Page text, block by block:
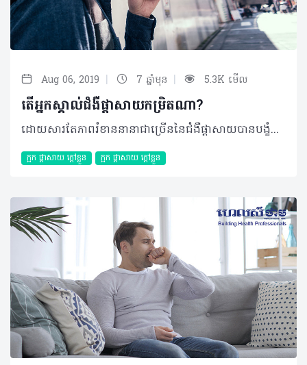
Aug 06, 2019 | 7 ឆ្នាំមុន | 5.3K មើល
តើអ្នកស្គាល់ជំងឺផ្ដាសាយកម្រិតណា?​
ដោយសារតែភាពរំខាននានាជាច្រើននៃជំងឺផ្ដាសាយបានបង្ខំឲ្យអ្នកជំងឺមួយចំនួនសម្រេចចិត្តសម្រាកនៅផ្ទះ ជាជាងការចេញទៅក្រៅ ឬបំពេញការងារផ្សេងៗ ដោយរង់ចាំឲ្យស្ថានភាពជំងឺបានប្រសើរឡើងវិញជាមុនសិន។ ជាក់ស្ដែង ផ្ដាសាយអាចចាត់ទុកបានជាជំងឺសាមញ្ញ តែអ្នកប្រហែលមិនដឹងទេថាវាអាចមានភាពស្មុគស្មាញ និងអាថ៌កំបាំងដែលអ្នកមិនធ្លាប់បានដឹង។ ក្នុងករណីលេចចេញសញ្ញាសាមញ្ញដូចជា ហៀរសម្បោរ ក្ដៅខ្លួន ឬស្ងួតបំពង់ក នោះអាចបញ្ជាក់បានថាអ្នកកំពុងរងការវាយលុកពីជំងឺផ្ដាសាយ។ ជាធម្មតាអាការៈផ្ដាសាយទាំងនោះអាចនឹងមានភាពធូរស្បើយ និងធ្វើឲ្យអ្នកមានអារម្មណ៍ប្រសើរឡើងវិញបន្ទាប់ពីរយៈពេល ២ ទៅ ៣ថ្ងៃក្រោយ។ លក្ខណៈជំងឺផ្តាសាយ វាជាជំងឺមួយដែលបណ្តាលមកពីការចម្លងរោគដ៏តូចមួយដែលគេហៅថា វីរុស។ ជំងឺផ្តាសាយបណ្ដាលមកពីវីរុសជាង ២០០ ប្រភេទ ប៉ុន្តែជំងឺទូទៅ និងបង្កឡើងញឹកញាប់បំផុតគឺពពួក Rhinovirus ដែលទទួលខុសត្រូវយ៉ាងហោចណាស់ ៥០% នៃជំងឺផ្តាសាយ។ វីរុសផ្សេងៗទៀតដែលអាចបង្កឲ្យមានជំងឺផ្តាសាយ រួមមានមេរោគ Coronavirus, Respiratory syncytial virus, Parainfluenza និងជំងឺគ្រុនផ្តាសាយ។ នៅពេលមេរោគទាំងនោះឆ្លងតាមរយៈច្រមុះ និងបំពង់ក ប្រព័ន្ធការពាររាងកាយរបស់អ្នកនឹងធ្វើការប្រឆាំងជាមួយការចម្លងនោះដោយបង្កើតបានជាការរលាកនិងមានសម្បោរហើយអ្នកជំងឺថែមទាំងអាចមានអាការៈអស់កម្លាំង ឬល្ហិតល្ហៃទៀតផង។ ការចម្លង វីរុសផ្តាសាយអាចឆ្លងចូលក្នុងខ្លួនរបស់អ្នកតាមរយៈមាត់ ភ្នែក ច្រមុះ ឬបំពង់ក។ វីរុសអាចរាលដាលតាមរយៈតំណក់តូចៗនៅលើអាកាសនៅពេលមនុស្សម្នាក់ក្អកបន្ទាប់មកធ្វើការរីករាលដាលទៅកាន់មនុស្សម្នាក់ទៀតបានយ៉ាងងាយ។ ជំងឺនេះក៏អាចឆ្លងតាមការប៉ះពាល់ផ្ទាល់ដៃជាមួយអ្នកជំងឺ ឬដោយការចែករំលែកវត្ថុកខ្វក់ដូចជាឧបករណ៍ប្រើប្រាស់ កន្សែងឧបករណ៍ក្មេងលេង ឬទូរស័ព្ទ។ល។ រោគសញ្ញាជំងឺផ្តាសាយ រោគសញ្ញានៃជំងឺផ្តាសាយជាធម្មតានឹងកើតមានឡើងពី ១ថ្ងៃទៅ ៣ថ្ងៃបន្ទាប់ពីការប៉ះពាល់នឹងវីរុសដែលបង្កឲ្យមានជំងឺផ្តាសាយ។ រោគសញ្ញាអាចប្រែប្រួលពីមនុស្សម្នាក់ទៅម្នាក់ ដែលជាទូទៅរោគសញ្ញាទាំងនោះមានដូចជា៖ • ឈឺក • ហៀរសម្បោរ ឬតឹងច្រមុះ • ក្អក • កណ្តាស់ • ឈឺក្បាល ឬឈឺខ្លួន។ ចំណែករោគសញ្ញាធ្ងន់ធ្ងរអាចមានដូចជា គ្រុនក្តៅឬឈឺសាច់ដុំ ដែលអាចជាសញ្ញាជំងឺផ្តាសាយធ្ងន់ (Flu) ជាជាងជំងឺផ្តាសាយធម្មតាហើយមនុស្សភាគច្រើននឹងមានភាពប្រសើរឡើងវិញក្នុងរយៈពេល ៧ ទៅ ១០ថ្ងៃ។ អត្ថបទ៖​ ដកស្រង់ចេញពីទស្សនាវដ្ដី ហេលស៍ថាម ប្រូ លេខ ៨០ 2019 រក្សាសិទ្ធិគ្រប់យ៉ាង​ដោយ Healthtime Corporation ចំពោះគ្រប់អត្ថបទដោយគ្មានផ្នែកណាមួយត្រូវបោះពុម្ពផ្សាយចូលប្រព័ន្ធអុីនធឺណែតឧបករណ៍អេឡិចត្រូនិកអាត់ជាសំឡេងឬថតចំលងគ្រប់រូបភាពដោយគ្មានការអនុញ្ញាតឡើយ
ក្អក ផ្តាសាយ ក្តៅខ្លួន ក្អក ផ្តាសាយ ក្តៅខ្លួន